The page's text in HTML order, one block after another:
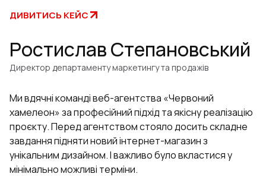
ДИВИТИСЬ КЕЙС
Ростислав Степановський
Директор департаменту маркетингу та продажів
Ми вдячні команді веб-агентства «Червоний
хамелеон» за професійний підхід та якісну реалізацію
проєкту. Перед агентством стояло досить складне
завдання підняти новий інтернет-магазин з
унікальним дизайном. І важливо було вкластися у
мінімально можливі терміни.